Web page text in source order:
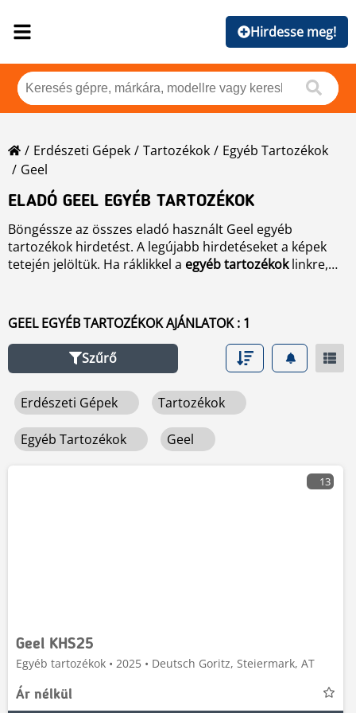
Hirdesse meg!
Erdészeti Gépek Tartozékok
Egyéb Tartozékok
Geel
ELADÓ GEEL EGYÉB TARTOZÉKOK
Böngéssze az összes eladó használt Geel egyéb
tartozékok hirdetést. A legújabb hirdetéseket a képek
tetején jelöltük. Ha ráklikkel a egyéb tartozékoklinkre,
GEEL EGYÉB TARTOZÉKOK AJÁNLATOK : 1
Szűrő
Erdészeti Gépek Tartozékok
Egyéb Tartozékok Geel
13
Geel KHS25
Egyéb tartozékok • 2025 • Deutsch Goritz, Steiermark, AT
Ár nélkül